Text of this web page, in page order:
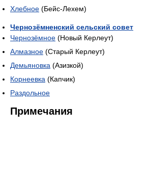
Хлебное (Бейс-Лехем)
Чернозёмненский сельский совет
Чернозёмное (Новый Керлеут)
Алмазное (Старый Керлеут)
Демьяновка (Азизкой)
Корнеевка (Капчик)
Раздольное
Примечания